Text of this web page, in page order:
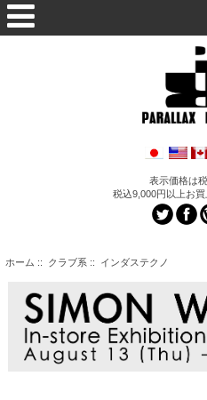
表示価格は税
税込9,000円以上お買
ホーム :: クラブ系 :: インダステクノ